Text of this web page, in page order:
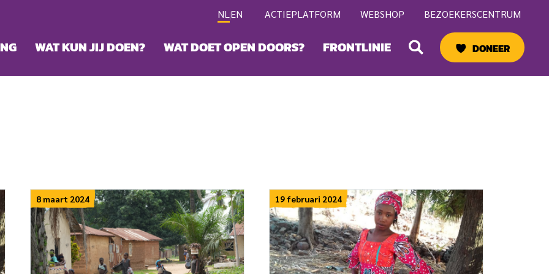
NL EN ACTIEPLATFORM WEBSHOP BEZOEKERSCENTRUM
WAT KUN JIJ DOEN? WAT DOET OPEN DOORS? FRONTLINIE Zoeken DONEER
8 maart 2024 19 februari 2024